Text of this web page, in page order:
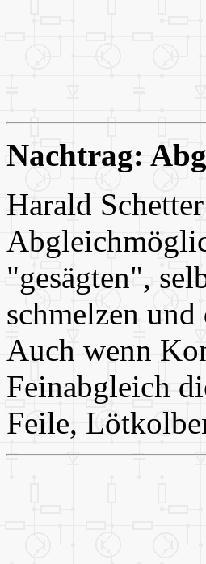
Nachtrag:
Harald
"gesägten",
schmelzen
Auch wenn
Feinabgleich
Feile,